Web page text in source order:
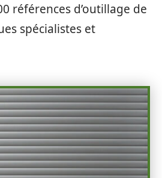
références d’outillage de
spécialistes et